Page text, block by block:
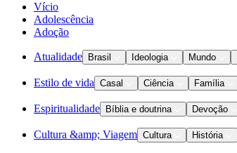
Vício
Adolescência
Adoção
Atualidade Brasil Ideologia Mundo
Estilo de vida Casal Ciência Família
Espiritualidade Bíblia e doutrina Devoção
Cultura &amp; Viagem Cultura História